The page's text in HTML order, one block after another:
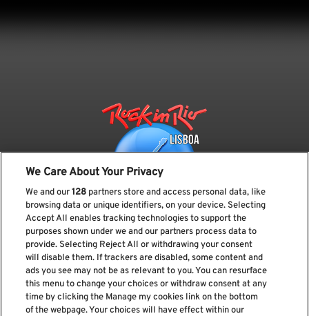
Subscreve a nossa newsletter
We Care About Your Privacy
We and our128 partners store and access personal data, like
browsing data or unique identifiers, on your device. Selecting
Accept All enables tracking technologies to support the
purposes shown under we and our partners process data to
provide. Selecting Reject All or withdrawing your consent
will disable them. If trackers are disabled, some content and
ads you see may not be as relevant to you. You can resurface
this menu to change your choices or withdraw consent at any
time by clicking the Manage my cookies link on the bottom
of the webpage. Your choices will have effect within our